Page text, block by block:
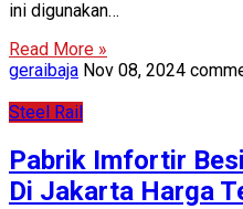
ini digunakan…
Read More »
geraibaja Nov 08, 2024
Steel Rail
Pabrik Imfortir
Di Jakarta Harga